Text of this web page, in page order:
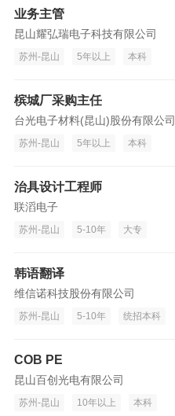
业务主管
昆山耀弘瑞电子科技有限公司
苏州-昆山 5年以上 本科
槟城厂采购主任
台光电子材料(昆山)股份有限公司
苏州-昆山 5年以上 本科
治具设计工程师
联滔电子
苏州-昆山 5-10年 大专
韩语翻译
维信诺科技股份有限公司
苏州-昆山 5-10年 统招本科
COB PE
昆山百创光电有限公司
苏州-昆山 10年以上 本科